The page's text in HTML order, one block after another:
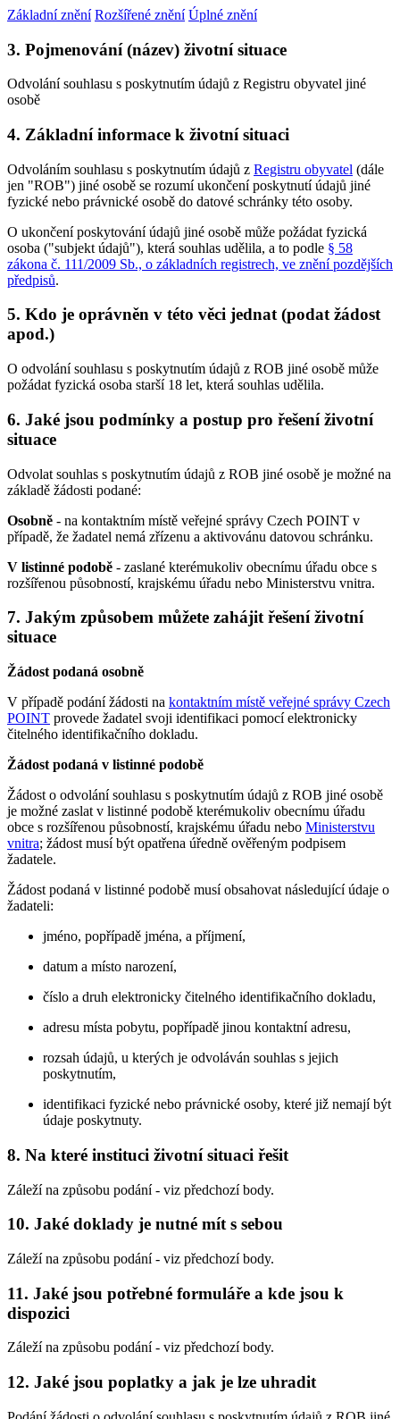
Základní znění Rozšířené znění Úplné znění
3. Pojmenování (název) životní situace
Odvolání souhlasu s poskytnutím údajů z Registru obyvatel jiné
osobě
4. Základní informace k životní situaci
Odvoláním souhlasu s poskytnutím údajů z Registru obyvatel (dále
jen "ROB") jiné osobě se rozumí ukončení poskytnutí údajů jiné
fyzické nebo právnické osobě do datové schránky této osoby.
O ukončení poskytování údajů jiné osobě může požádat fyzická
osoba ("subjekt údajů"), která souhlas udělila, a to podle § 58
zákona č. 111/2009 Sb., o základních registrech, ve znění pozdějších
předpisů.
5. Kdo je oprávněn v této věci jednat (podat žádost
apod.)
O odvolání souhlasu s poskytnutím údajů z ROB jiné osobě může
požádat fyzická osoba starší 18 let, která souhlas udělila.
6. Jaké jsou podmínky a postup pro řešení životní
situace
Odvolat souhlas s poskytnutím údajů z ROB jiné osobě je možné na
základě žádosti podané:
Osobně - na kontaktním místě veřejné správy Czech POINT v
případě, že žadatel nemá zřízenu a aktivovánu datovou schránku.
V listinné podobě - zaslané kterémukoliv obecnímu úřadu obce s
rozšířenou působností, krajskému úřadu nebo Ministerstvu vnitra.
7. Jakým způsobem můžete zahájit řešení životní
situace
Žádost podaná osobně
V případě podání žádosti na kontaktním místě veřejné správy Czech
POINT provede žadatel svoji identifikaci pomocí elektronicky
čitelného identifikačního dokladu.
Žádost podaná v listinné podobě
Žádost o odvolání souhlasu s poskytnutím údajů z ROB jiné osobě
je možné zaslat v listinné podobě kterémukoliv obecnímu úřadu
obce s rozšířenou působností, krajskému úřadu nebo Ministerstvu
vnitra; žádost musí být opatřena úředně ověřeným podpisem
žadatele.
Žádost podaná v listinné podobě musí obsahovat následující údaje o
žadateli:
jméno, popřípadě jména, a příjmení,
datum a místo narození,
číslo a druh elektronicky čitelného identifikačního dokladu,
adresu místa pobytu, popřípadě jinou kontaktní adresu,
rozsah údajů, u kterých je odvoláván souhlas s jejich
poskytnutím,
identifikaci fyzické nebo právnické osoby, které již nemají být
údaje poskytnuty.
8. Na které instituci životní situaci řešit
Záleží na způsobu podání - viz předchozí body.
10. Jaké doklady je nutné mít s sebou
Záleží na způsobu podání - viz předchozí body.
11. Jaké jsou potřebné formuláře a kde jsou k
dispozici
Záleží na způsobu podání - viz předchozí body.
12. Jaké jsou poplatky a jak je lze uhradit